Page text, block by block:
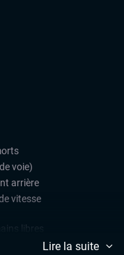
voie)
arrière
vitesse
libres
Lire la suite